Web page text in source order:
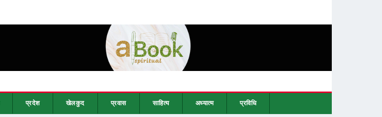
प्रदेश खेलकुद प्रवास साहित्य अध्यात्म प्रविधि